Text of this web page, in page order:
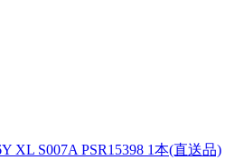
XL S007A PSR15398 1本(直送品)